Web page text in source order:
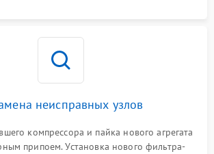
неисправных узлов
компрессора и пайка нового агрегата
припоем. Установка нового фильтра-